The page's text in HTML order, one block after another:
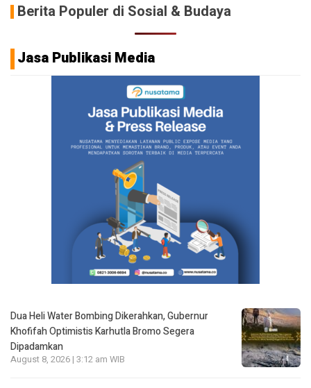
Berita Populer di Sosial & Budaya
Jasa Publikasi Media
Dua Heli Water Bombing Dikerahkan, Gubernur
Khofifah Optimistis Karhutla Bromo Segera
Dipadamkan
August 8, 2026 | 3:12 am WIB